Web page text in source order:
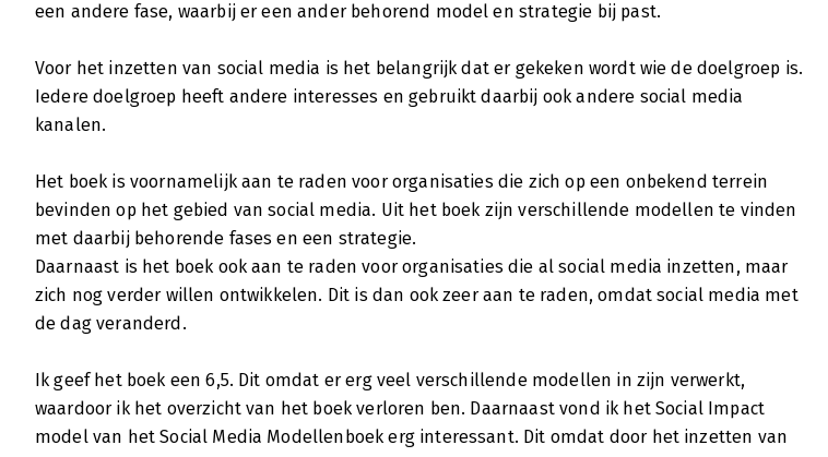
een andere fase, waarbij er een ander behorend model en strategie bij past.
Voor het inzetten van social media is het belangrijk dat er gekeken wordt wie de doelgroep is.
Iedere doelgroep heeft andere interesses en gebruikt daarbij ook andere social media
kanalen.
Het boek is voornamelijk aan te raden voor organisaties die zich op een onbekend terrein
bevinden op het gebied van social media. Uit het boek zijn verschillende modellen te vinden
met daarbij behorende fases en een strategie.
Daarnaast is het boek ook aan te raden voor organisaties die al social media inzetten, maar
zich nog verder willen ontwikkelen. Dit is dan ook zeer aan te raden, omdat social media met
de dag veranderd.
Ik geef het boek een 6,5. Dit omdat er erg veel verschillende modellen in zijn verwerkt,
waardoor ik het overzicht van het boek verloren ben. Daarnaast vond ik het Social Impact
model van het Social Media Modellenboek erg interessant. Dit omdat door het inzetten van